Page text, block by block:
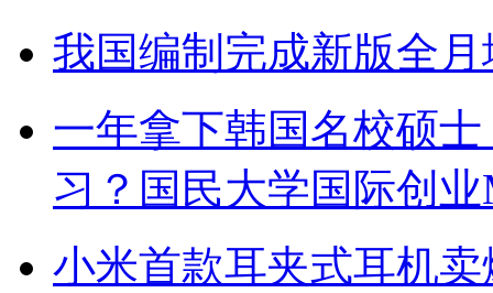
我国编制完成新版全
一年拿下韩国名校硕
习？国民大学国际创
小米首款耳夹式耳机